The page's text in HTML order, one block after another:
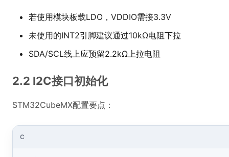
若使用模块板载LDO，VDDIO需接3.3V
未使用的INT2引脚建议通过10kΩ电阻下拉
SDA/SCL线上应预留2.2kΩ上拉电阻
2.2 I2C接口初始化
STM32CubeMX配置要点：
C